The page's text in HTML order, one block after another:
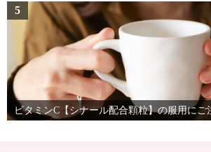
5
ビタミンC【シナール配合顆粒】の服用にご